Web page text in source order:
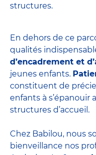
structures.
En dehors de ce
qualités
d’encadrement et
jeunes enfants.
constituent de
enfants à s’épanouir
structures d’accueil.
Chez Babilou, nous
bienveillance nos